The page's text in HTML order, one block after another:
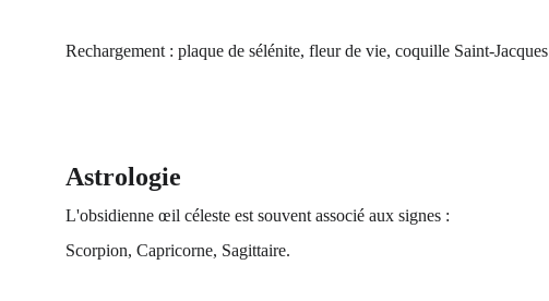
Rechargement : plaque de sélénite, fleur de vie, coquille Saint-Jacques
Astrologie
L'obsidienne œil céleste est souvent associé aux signes :
Scorpion, Capricorne, Sagittaire.